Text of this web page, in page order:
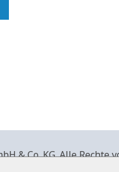
& Co. KG. Alle Rechte